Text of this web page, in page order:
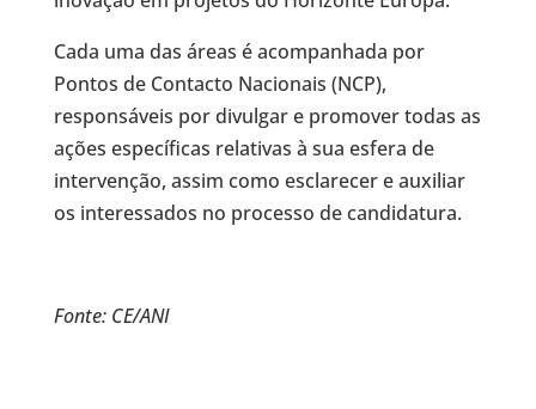
Cada uma das áreas é acompanhada por
Pontos de Contacto Nacionais (NCP),
responsáveis por divulgar e promover todas as
ações específicas relativas à sua esfera de
intervenção, assim como esclarecer e auxiliar
os interessados no processo de candidatura.
Fonte: CE/ANI